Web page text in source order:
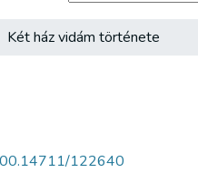
Két ház vidám története
122640